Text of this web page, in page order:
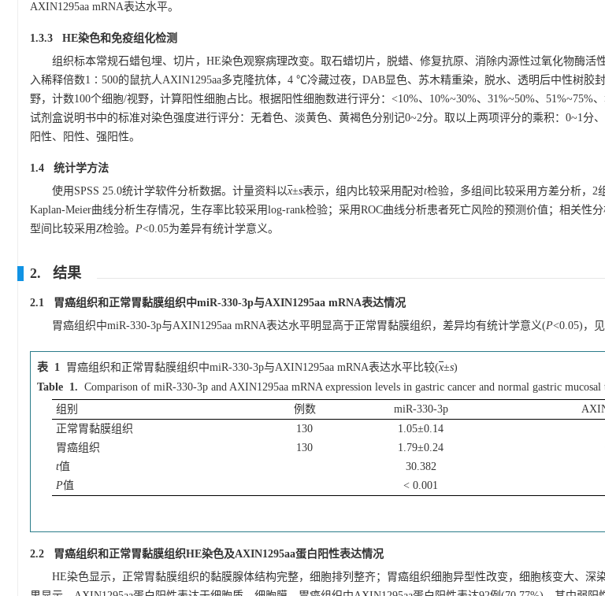
AXIN1295aa mRNA表达水平。
1.3.3 HE染色和免疫组化检测
组织标本常规石蜡包埋、切片，HE染色观察病理改变。取石蜡切片，脱蜡、修复抗原、消除内源性过氧化物酶活
入稀释倍数1∶500的鼠抗人AXIN1295aa多克隆抗体，4 ℃冷藏过夜，DAB显色、苏木精重染，脱水、透明后中性树胶
野，计数100个细胞/视野，计算阳性细胞占比。根据阳性细胞数进行评分：<10%、10%~30%、31%~50%、51%~75%
试剂盒说明书中的标准对染色强度进行评分：无着色、淡黄色、黄褐色分别记0~2分。取以上两项评分的乘积：0~1分
阳性、阳性、强阳性。
1.4 统计学方法
使用SPSS 25.0统计学软件分析数据。计量资料以x±s表示，组内比较采用配对t检验，多组间比较采用方差分析，2
Kaplan-Meier曲线分析生存情况，生存率比较采用log-rank检验；采用ROC曲线分析患者死亡风险的预测价值；相关性
型间比较采用Z检验。 P<0.05为差异有统计学意义。
2. 结果
2.1 胃癌组织和正常胃黏膜组织中miR-330-3p与AXIN1295aa mRNA表达情况
胃癌组织中miR-330-3p与AXIN1295aa mRNA表达水平明显高于正常胃黏膜组织，差异均有统计学意义(P<0.05)，见
表 1 胃癌组织和正常胃黏膜组织中miR-330-3p与AXIN1295aa mRNA表达水平比较(x±s)
Table 1. Comparison of miR-330-3p and AXIN1295aa mRNA expression levels in gastric cancer and normal gastric mucosal
组别
例数 miR-330-3p
正常胃黏膜组织
130 1.05±0.14
胃癌组织
130 1.79±0.24
t值 30.382
P值 < 0.001
2.2 胃癌组织和正常胃黏膜组织HE染色及AXIN1295aa蛋白阳性表达情况
HE染色显示，正常胃黏膜组织的黏膜腺体结构完整，细胞排列整齐；胃癌组织细胞异型性改变，细胞核变大、深